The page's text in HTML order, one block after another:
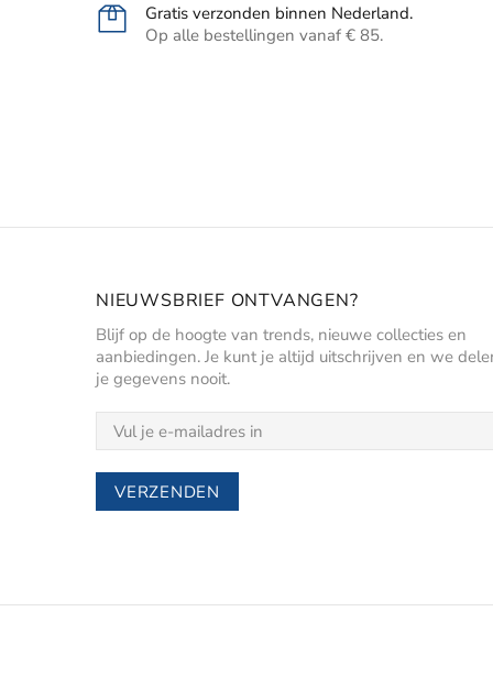
Gratis verzonden binnen Nederland.
Op alle bestellingen vanaf € 85.
NIEUWSBRIEF ONTVANGEN?
Blijf op de hoogte van trends, nieuwe collecties en
aanbiedingen. Je kunt je altijd uitschrijven en we
je gegevens nooit.